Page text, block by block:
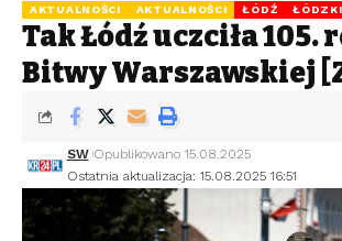
AKTUALNOŚCI AKTUALNOŚCI ŁÓDŹ
Tak Łódź uczciła 105.
Bitwy Warszawskiej
Ostatnia aktualizacja: 15.08.2025 16:51
SW Opublikowano 15.08.2025